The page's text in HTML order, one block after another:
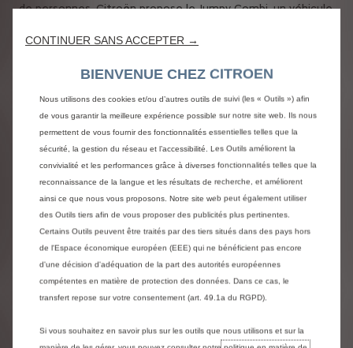
de personnes, Citroën propose le Jumpy Combi, un véhicule
Selon la version configurée, vous aurez la possibilité
La gamme Jumpy propose des véhicules utilitaires entre 2
et 2,5 mètres de longueur utile, c’est-à-dire la longueur de
l’espace dans lequel vous chargerez votre cargaison. Chacun
des modèles Citroën Jumpy sont disponibles en plusieurs
dimensions (longueur et hauteur) selon le volume de
chargement dont vous avez besoin : biens, personnes ou
marchandises. Choisissez également votre configuration en
fonction de la charge que vous allez transporter. En termes
de nombre de places, nos fourgons ont une capacité de 3,
6 ou 9 places, selon le modèle configuré.
Choix de la motorisation
motorisation diesel ou électrique, avec boîte de vitesse
CONTINUER SANS ACCEPTER →
BIENVENUE CHEZ CITROEN
Nous utilisons des cookies et/ou d’autres outils de suivi (les « Outils ») afin
de vous garantir la meilleure expérience possible sur notre site web. Ils nous
permettent de vous fournir des fonctionnalités essentielles telles que la
sécurité, la gestion du réseau et l’accessibilité. Les Outils améliorent la
convivialité et les performances grâce à diverses fonctionnalités telles que la
reconnaissance de la langue et les résultats de recherche, et améliorent
ainsi ce que nous vous proposons. Notre site web peut également utiliser
des Outils tiers afin de vous proposer des publicités plus pertinentes.
Certains Outils peuvent être traités par des tiers situés dans des pays hors
de l'Espace économique européen (EEE) qui ne bénéficient pas encore
d'une décision d'adéquation de la part des autorités européennes
compétentes en matière de protection des données. Dans ce cas, le
transfert repose sur votre consentement (art. 49.1a du RGPD).
Si vous souhaitez en savoir plus sur les outils que nous utilisons et sur la